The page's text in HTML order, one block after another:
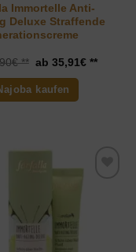
Immortelle Anti-
Deluxe Straffende
€
Ursprünglicher
39,90€
35,91€
kaufen
hinzufügen